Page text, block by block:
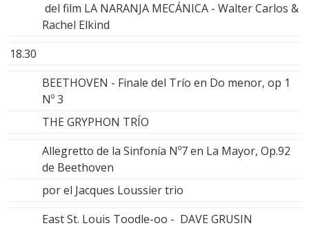
del film LA NARANJA MECÁNICA - Walter Carlos &
Rachel Elkind
18.30
BEETHOVEN - Finale del Trío en Do menor, op 1
Nº 3
THE GRYPHON TRÍO
Allegretto de la Sinfonía Nº7 en La Mayor, Op.92
de Beethoven
por el Jacques Loussier trio
East St. Louis Toodle-oo - DAVE GRUSIN